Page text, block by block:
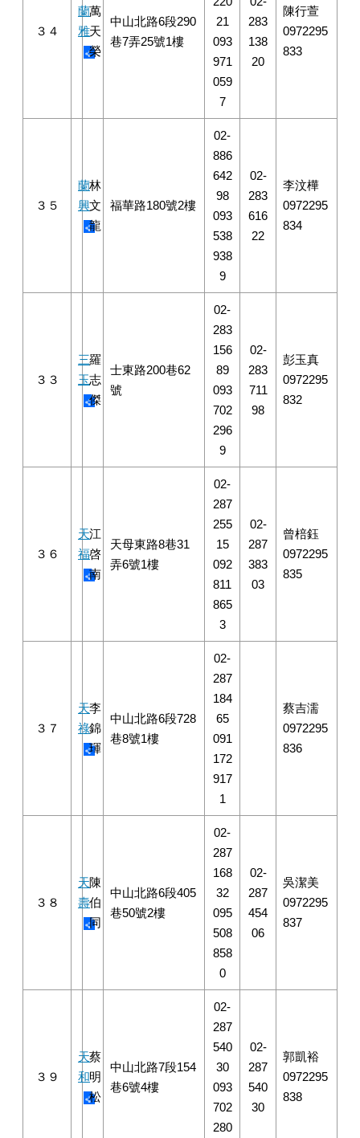
３４
蘭
雅
萬
天
榮
中山北路6段290
巷7弄25號1樓
21
093
971
059
7
283
138
20
陳行萱
0972295
833
３５
蘭
興
林
文
龍
福華路180號2樓
02-
886
642
98
093
538
938
9
02-
283
616
22
李汶樺
0972295
834
３３
三
玉
羅
志
傑
士東路200巷62
號
02-
283
156
89
093
702
296
9
02-
283
711
98
彭玉真
0972295
832
３６
天
福
江
啓
南
天母東路8巷31
弄6號1樓
02-
287
255
15
092
811
865
3
02-
287
383
03
曾棓鈺
0972295
835
３７
天
祿
李
錦
琿
中山北路6段728
巷8號1樓
02-
287
184
65
091
172
917
1
蔡吉濡
0972295
836
３８
天
壽
陳
伯
同
中山北路6段405
巷50號2樓
02-
287
168
32
095
508
858
0
02-
287
454
06
吳潔美
0972295
837
３９
天
和
蔡
明
松
中山北路7段154
巷6號4樓
02-
287
540
30
093
702
280
02-
287
540
30
郭凱裕
0972295
838